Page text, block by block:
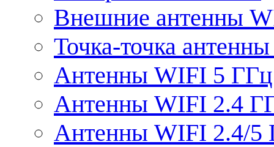
Внешние антенны
Точка-точка
Антенны WIFI 5 ГГц
Антенны WIFI 2.4
Антенны WIFI 2.4/5